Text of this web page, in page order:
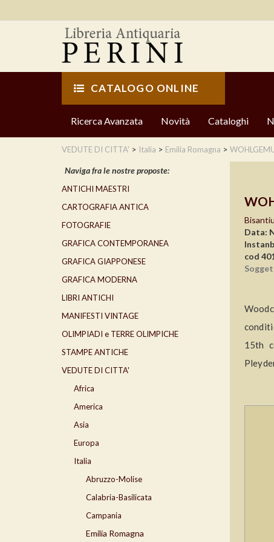
CATALOGO ONLINE
Ricerca Avanzata Novità Cataloghi
VEDUTE DI CITTA' > Italia > Emilia Romagna >
Data:
cod
15th
Naviga fra le nostre proposte:
ANTICHI MAESTRI
CARTOGRAFIA ANTICA
FOTOGRAFIE
GRAFICA CONTEMPORANEA
GRAFICA GIAPPONESE
GRAFICA MODERNA
LIBRI ANTICHI
MANIFESTI VINTAGE
OLIMPIADI e TERRE OLIMPICHE
STAMPE ANTICHE
VEDUTE DI CITTA'
Africa
America
Asia
Europa
Italia
Abruzzo-Molise
Calabria-Basilicata
Campania
Emilia Romagna